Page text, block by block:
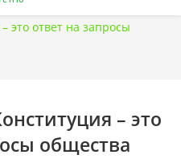
это ответ на запросы
– это
общества